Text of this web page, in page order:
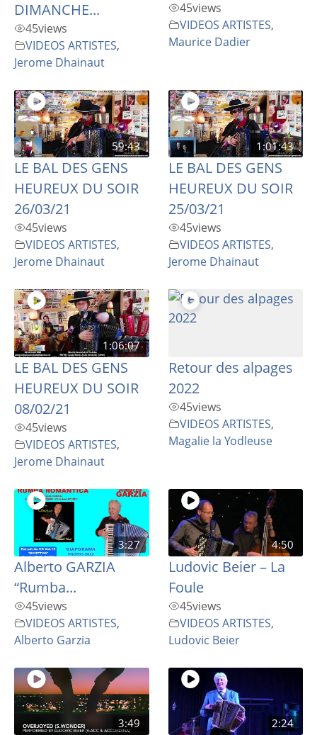
DIMANCHE...
45views
VIDEOS ARTISTES,
Jerome Dhainaut
45views
VIDEOS ARTISTES,
Maurice Dadier
59:43
LE BAL DES GENS
HEUREUX DU SOIR
26/03/21
45views
VIDEOS ARTISTES,
Jerome Dhainaut
1:01:43
LE BAL DES GENS
HEUREUX DU SOIR
25/03/21
45views
VIDEOS ARTISTES,
Jerome Dhainaut
1:06:07
LE BAL DES GENS
HEUREUX DU SOIR
08/02/21
45views
VIDEOS ARTISTES,
Jerome Dhainaut
Retour des alpages
2022
45views
VIDEOS ARTISTES,
Magalie la Yodleuse
3:27
Alberto GARZIA
“Rumba...
45views
VIDEOS ARTISTES,
Alberto Garzia
4:50
Ludovic Beier – La
Foule
45views
VIDEOS ARTISTES,
Ludovic Beier
3:49 2:24